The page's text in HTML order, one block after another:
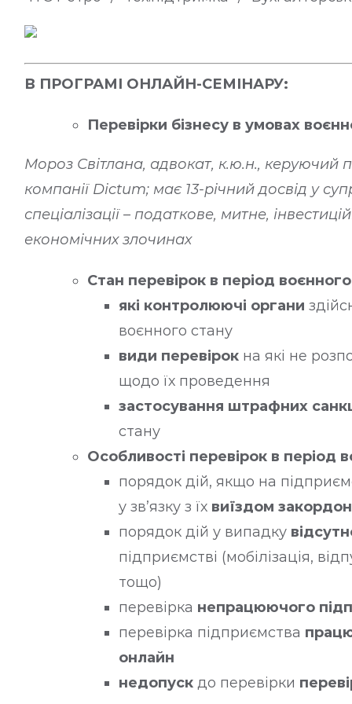
В ПРОГРАМІ ОНЛАЙН-СЕМІНАРУ:
Перевірки бізнесу в умовах
Мороз Світлана, адвокат, к.ю.н., керуючий
компанії Dictum; має 13-річний досвід у
спеціалізації – податкове, митне,
економічних злочинах
Стан перевірок в період
які контролюючі органи
воєнного стану
види перевірок на які не
щодо їх проведення
застосування штрафних
стану
Особливості перевірок в період
порядок дій, якщо на
у зв’язку з їх виїздом закордон
порядок дій у випадку
підприємстві (мобілізація,
тощо)
перевірка непрацюючого
перевірка підприємства
онлайн
недопуск до перевірки